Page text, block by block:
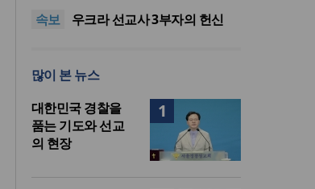
속보
인… 장기 개발 기반 확보
한인 목회자 석방돼
우크라 선교사 3부자의 헌신
지법 시행… 기독교계 강력 반
올리벳대학교, 120만 평 리버사
이드 대학 캠퍼스 영구 사용 승
인… 장기 개발 기반 확보
많이 본 뉴스
1
대한민국 경찰을
품는 기도와 선교
의 현장